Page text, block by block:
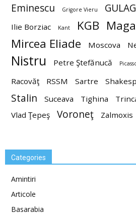
Eminescu
Grigore Vieru GULAG
Ilie Borziac
Kant KGB
Mircea Eliade Moscova
Nistru Petre Ştefănucă
Racovăţ RSSM Sartre
Stalin Suceava Tighina
Vlad Ţepeş Voroneţ Zalmoxis
Categories
Amintiri
Articole
Basarabia